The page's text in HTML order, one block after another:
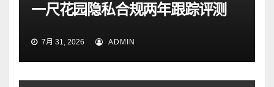
一尺花园隐私合规两年跟踪评测
7月 31, 2026 ADMIN